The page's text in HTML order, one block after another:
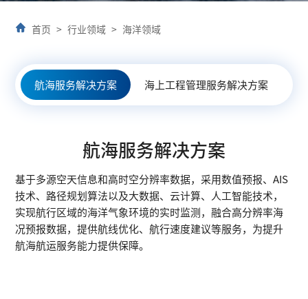
首页 > 行业领域 > 海洋领域
航海服务解决方案 海上工程管理服务解决方案
航海服务解决方案
基于多源空天信息和高时空分辨率数据，采用数值预报、AIS
技术、路径规划算法以及大数据、云计算、人工智能技术，
实现航行区域的海洋气象环境的实时监测，融合高分辨率海
况预报数据，提供航线优化、航行速度建议等服务，为提升
航海航运服务能力提供保障。